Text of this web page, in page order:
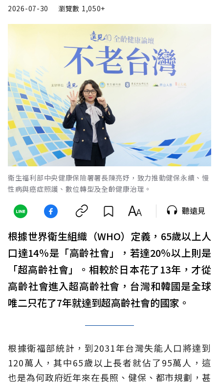
2026-07-30
瀏覽數 1,050+
衛生福利部中央健康保險署署長陳亮妤，致力推動健保永續、慢
性病與癌症照護、數位轉型及全齡健康治理。
聽遠見
根據世界衛生組織（WHO）定義，65歲以上人
口達14％是「高齡社會」，若達20％以上則是
「超高齡社會」。相較於日本花了13年，才從
高齡社會進入超高齡社會，台灣和韓國是全球
唯二只花了7年就達到超高齡社會的國家。
根據衛福部統計，到2031年台灣失能人口將達到
120萬人，其中65歲以上長者就佔了95萬人，這
也是為何政府近年來在長照、健保、都市規劃，甚